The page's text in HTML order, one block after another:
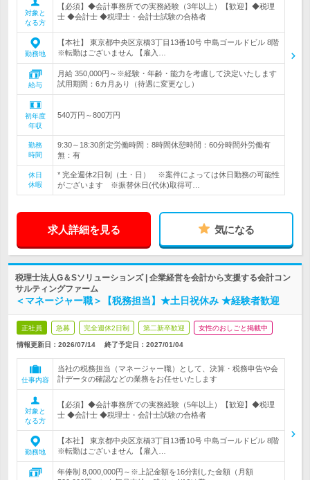
対象と
なる方
【必須】◆会計事務所での実務経験（3年以上）【歓迎】◆税理
士 ◆会計士 ◆税理士・会計士試験の合格者
勤務地
【本社】 東京都中央区京橋3丁目13番10号 中島ゴールドビル 8階
※転勤はございません 【雇入…
給与
月給 350,000円～※経験・年齢・能力を考慮して決定いたします
試用期間：6カ月あり（待遇に変更なし）
初年度
年収
540万円～800万円
勤務
時間
9:30～18:30所定労働時間：8時間休憩時間：60分時間外労働有
無：有
休日
休暇
* 完全週休2日制（土・日） ※案件によっては休日勤務の可能性
がございます ※振替休日(代休)取得可…
求人詳細を見る 気になる
税理士法人G＆Sソリューションズ | 企業経営を会計から支援する会計コン
サルティングファーム
＜マネージャー職＞【税務担当】★土日祝休み ★経験者歓迎
正社員 急募 完全週休2日制 第二新卒歓迎 女性のおしごと掲載中
情報更新日：2026/07/14 終了予定日： 2027/01/04
仕事内容
当社の税務担当（マネージャー職）として、決算・税務申告や会
計データの確認などの業務をお任せいたします
対象と
なる方
【必須】◆会計事務所での実務経験（5年以上）【歓迎】◆税理
士 ◆会計士 ◆税理士・会計士試験の合格者
勤務地
【本社】 東京都中央区京橋3丁目13番10号 中島ゴールドビル 8階
※転勤はございません 【雇入…
年俸制 8,000,000円～※上記金額を16分割した金額（月額